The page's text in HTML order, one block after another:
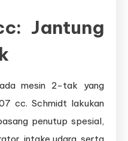
Jantung
mesin 2-tak yang
cc. Schmidt lakukan
penutup spesial,